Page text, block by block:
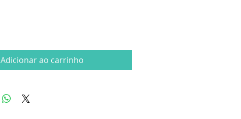
Adicionar ao carrinho